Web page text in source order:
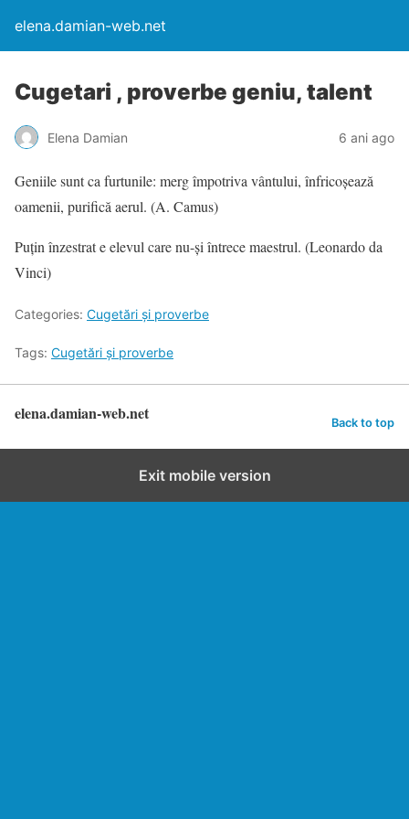
elena.damian-web.net
Cugetari , proverbe geniu, talent
Elena Damian 6 ani ago
Geniile sunt ca furtunile: merg împotriva vântului, înfricoșează
oamenii, purifică aerul. (A. Camus)
Puțin înzestrat e elevul care nu-și întrece maestrul. (Leonardo da
Vinci)
Categories: Cugetări şi proverbe
Tags: Cugetări şi proverbe
elena.damian-web.net Back to top
Exit mobile version